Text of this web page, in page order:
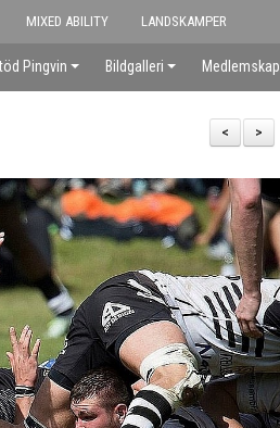
MIXED ABILITY LANDSKAMPER
Pingvin Bildgalleri Medlemskap
>
<